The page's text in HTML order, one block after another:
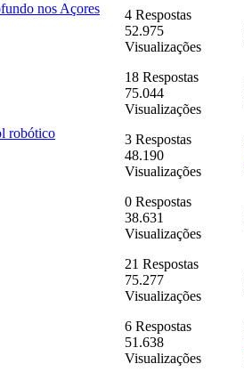
nos Açores
4 Respostas
52.975
Visualizações
18 Respostas
75.044
Visualizações
robótico
3 Respostas
48.190
Visualizações
0 Respostas
38.631
Visualizações
21 Respostas
75.277
Visualizações
6 Respostas
51.638
Visualizações